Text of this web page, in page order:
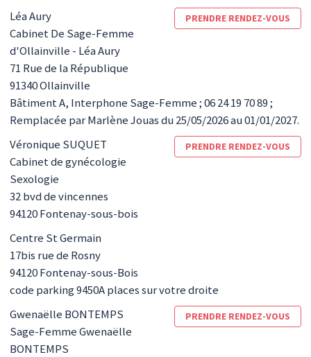
LéaAury PRENDRE RENDEZ-VOUS
Cabinet De Sage-Femme
d'Ollainville - Léa Aury
71 Rue de la République
91340Ollainville
Bâtiment A, Interphone Sage-Femme ; 06 24 19 70 89 ;
Remplacée par Marlène Jouas du 25/05/2026 au 01/01/2027.
Véronique SUQUET PRENDRE RENDEZ-VOUS
Cabinet de gynécologie
Sexologie
32 bvd de vincennes
94120Fontenay-sous-bois
Centre St Germain
17bis rue de Rosny
94120Fontenay-sous-Bois
code parking 9450A places sur votre droite
Gwenaëlle BONTEMPS PRENDRE RENDEZ-VOUS
Sage-Femme Gwenaëlle
BONTEMPS